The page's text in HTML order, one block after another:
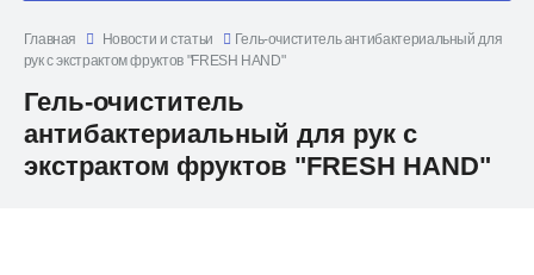
Главная Новости и статьи
Гель-очиститель антибактериальный для
рук с экстрактом фруктов "FRESH HAND"
Гель-очиститель
антибактериальный для рук с
экстрактом фруктов "FRESH HAND"